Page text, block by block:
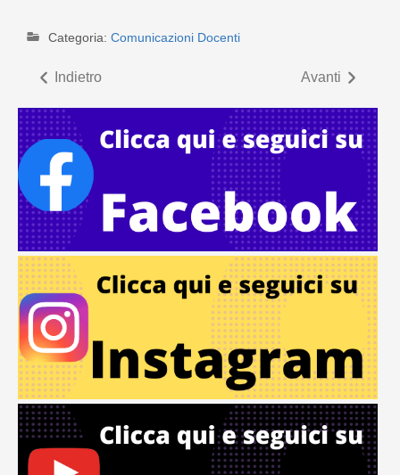
Categoria: Comunicazioni Docenti
Indietro Avanti